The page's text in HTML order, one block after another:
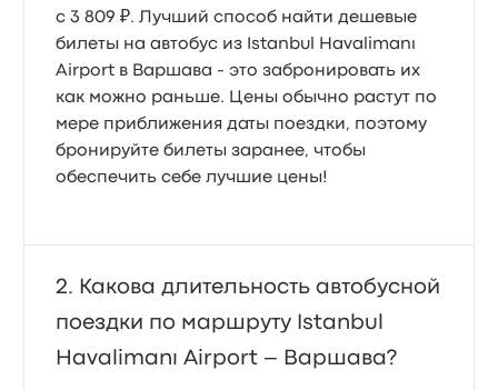
с 3 809 ₽. Лучший способ найти дешевые
билеты на автобус из Istanbul Havalimanı
Airport в Варшава - это забронировать их
как можно раньше. Цены обычно растут по
мере приближения даты поездки, поэтому
бронируйте билеты заранее, чтобы
обеспечить себе лучшие цены!
Какова длительность автобусной
поездки по маршруту Istanbul
Havalimanı Airport – Варшава?